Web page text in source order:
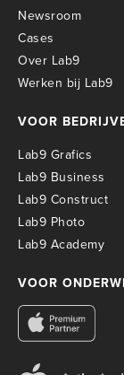
Newsroom
Cases
Over Lab9
Werken bij Lab9
VOOR
Lab9 Grafics
Lab9 Business
Lab9 Construct
Lab9 Photo
Lab9 Academy
VOOR